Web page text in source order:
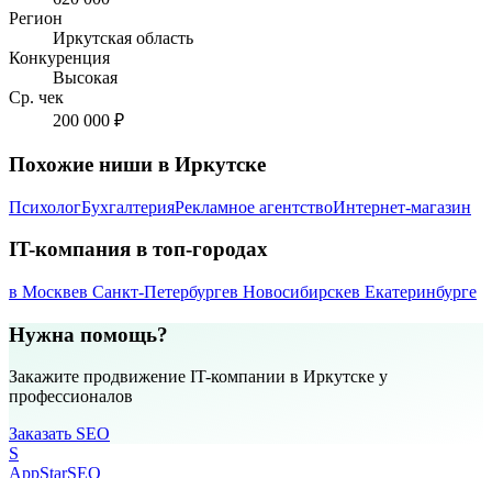
Регион
Иркутская область
Конкуренция
Высокая
Ср. чек
200 000 ₽
Похожие ниши в Иркутске
ПсихологБухгалтерияРекламное агентствоИнтернет-магазин
IT-компания в топ-городах
в Москвев Санкт-Петербургев Новосибирскев Екатеринбурге
Нужна помощь?
Закажите продвижение IT-компании в Иркутске у
профессионалов
Заказать SEO
S
AppStarSEO